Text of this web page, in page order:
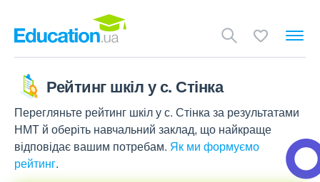
Рейтинг шкіл у с. Стінка
Перегляньте рейтинг шкіл у с. Стінка за результатами
НМТ й оберіть навчальний заклад, що найкраще
відповідає вашим потребам. Як ми формуємо
рейтинг.